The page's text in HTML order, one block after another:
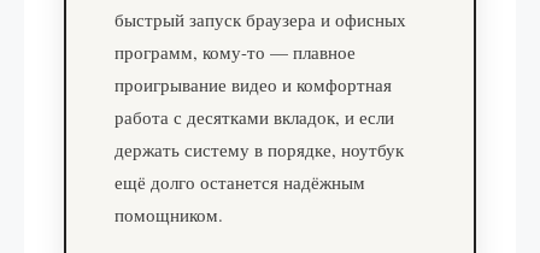
быстрый запуск браузера и офисных
программ, кому-то — плавное
проигрывание видео и комфортная
работа с десятками вкладок, и если
держать систему в порядке, ноутбук
ещё долго останется надёжным
помощником.